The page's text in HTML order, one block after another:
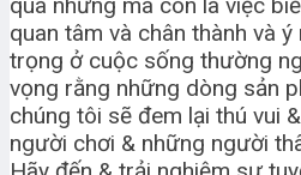
quan tâm và chân thành và
trọng ở cuộc sống thường
vọng rằng những dòng sản
chúng tôi sẽ đem lại thú vui
người chơi & những người